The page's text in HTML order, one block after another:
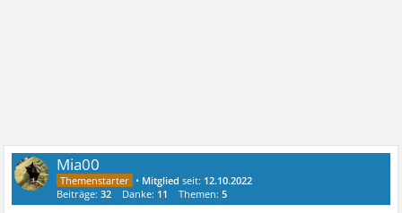
Mia00
• Mitglied seit: 12.10.2022
Beiträge:32 Danke: 11 Themen:5